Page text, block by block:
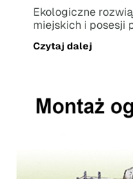
Ekologiczne
miejskich i posesji
Czytaj dalej